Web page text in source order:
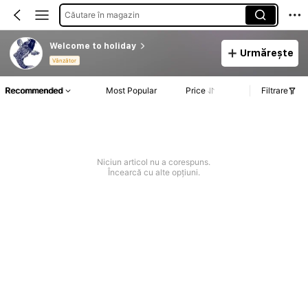
Căutare în magazin
Welcome to holiday
Vânzător
Urmărește
Recommended Most Popular Price Filtrare
Niciun articol nu a corespuns.
Încearcă cu alte opțiuni.